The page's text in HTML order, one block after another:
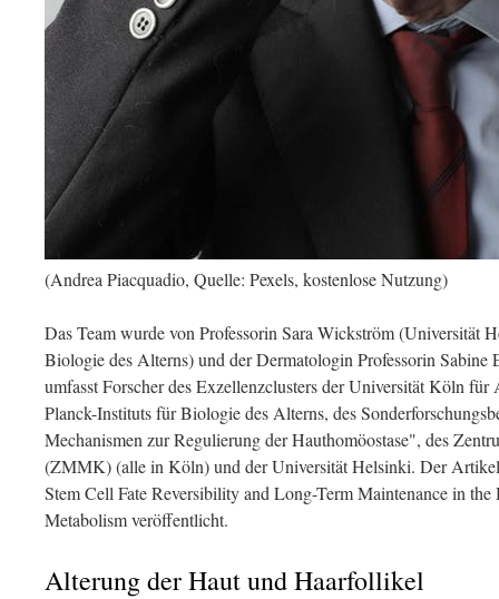
(Andrea Piacquadio, Quelle: Pexels, kostenlose Nutzung)
Das Team wurde von Professorin Sara Wickström (Universität
Biologie des Alterns) und der Dermatologin Professorin
umfasst Forscher des Exzellenzclusters der Universität Köln
Planck-Instituts für Biologie des Alterns, des
Mechanismen zur Regulierung der Hauthomöostase", des
(ZMMK) (alle in Köln) und der Universität Helsinki. Der
Stem Cell Fate Reversibility and Long-Term Maintenance in
Metabolism veröffentlicht.
Alterung der Haut und Haarfollikel